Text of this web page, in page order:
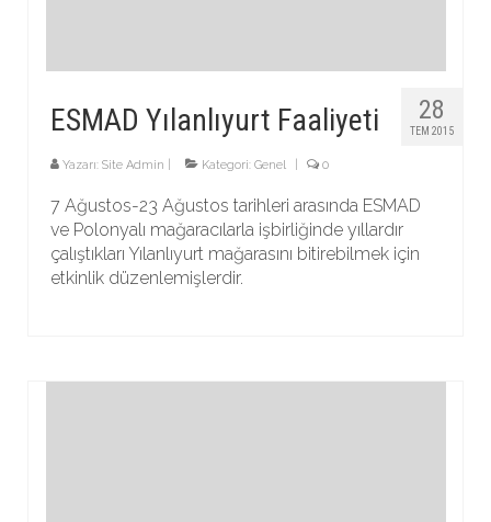
28
TEM 2015
ESMAD Yılanlıyurt Faaliyeti
Yazarı: Site Admin Kategori: Genel 0
7 Ağustos-23 Ağustos tarihleri arasında ESMAD
ve Polonyalı mağaracılarla işbirliğinde yıllardır
çalıştıkları Yılanlıyurt mağarasını bitirebilmek için
etkinlik düzenlemişlerdir.